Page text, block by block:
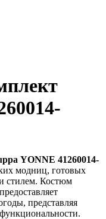
YONNE 41260014-
модниц, готовых
стилем. Костюм
представляя